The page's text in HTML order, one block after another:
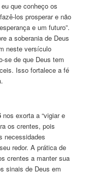
que conheço os
los prosperar e não
e um futuro”.
a soberania de Deus
neste versículo
se de que Deus tem
Isso fortalece a fé
nos exorta a “vigiar e
os crentes, pois
necessidades
redor. A prática de
crentes a manter sua
sinais de Deus em